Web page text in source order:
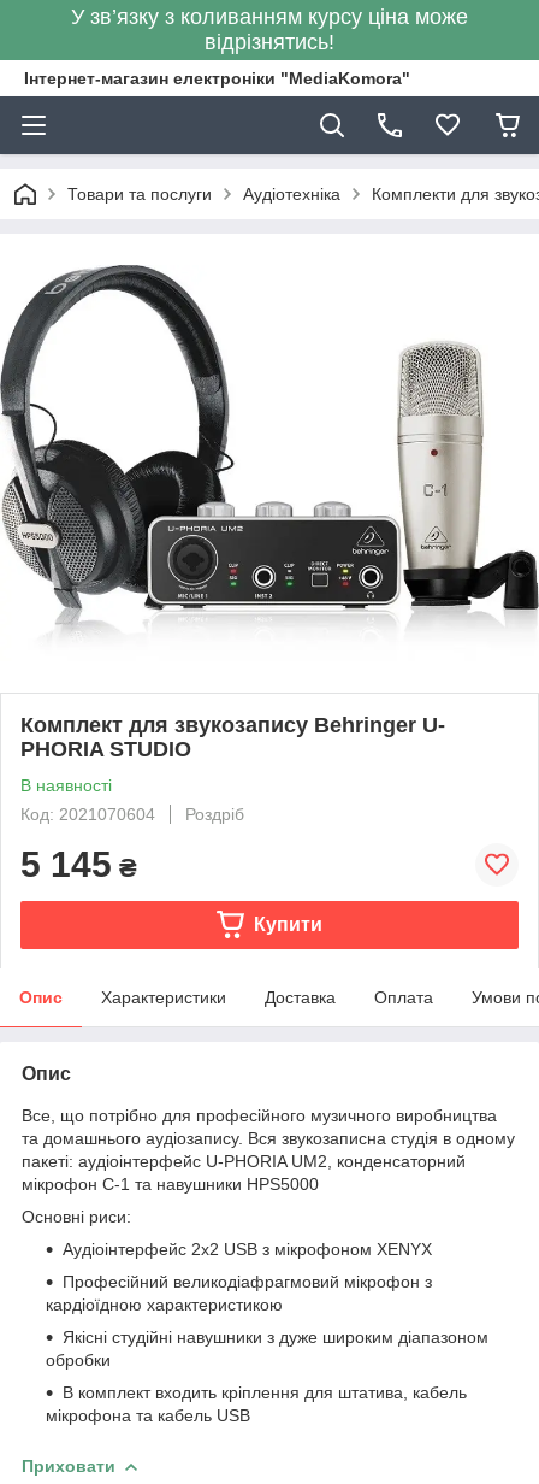
У зв’язку з коливанням курсу ціна може
відрізнятись!
Інтернет-магазин електроніки "MediaKomora"
Товари та послуги Аудіотехніка Комплекти для
Комплект для звукозапису Behringer U-
PHORIA STUDIO
В наявності
Код: 2021070604
Роздріб
5 145 ₴
Купити
Опис Характеристики Доставка Оплата Умови
Опис
Все, що потрібно для професійного музичного виробництва
та домашнього аудіозапису. Вся звукозаписна студія в одному
пакеті: аудіоінтерфейс U-PHORIA UM2, конденсаторний
мікрофон C-1 та навушники HPS5000
Основні риси:
Аудіоінтерфейс 2x2 USB з мікрофоном XENYX
Професійний великодіафрагмовий мікрофон з
кардіоїдною характеристикою
Якісні студійні навушники з дуже широким діапазоном
обробки
В комплект входить кріплення для штатива, кабель
мікрофона та кабель USB
Приховати